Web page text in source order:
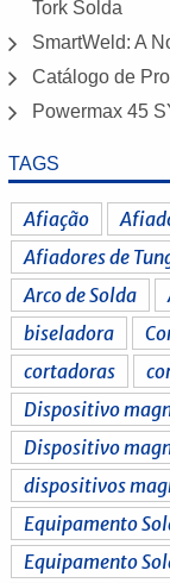
Tork Solda
SmartWeld: A
Catálogo de
Powermax 45
TAGS
Afiação
Afiadores de
Arco de Solda
biseladora
cortadoras
Dispositivo
Dispositivo
dispositivos
Equipamento
Equipamento